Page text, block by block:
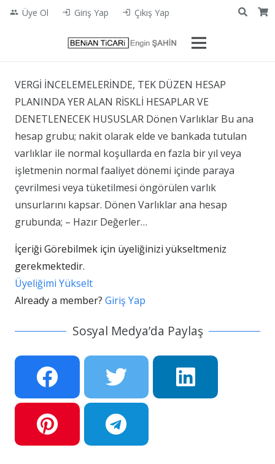
people Üye Ol login Giriş Yap login Çıkış Yap
VERGİ İNCELEMELERİNDE, TEK DÜZEN HESAP
PLANINDA YER ALAN RİSKLİ HESAPLAR VE
DENETLENECEK HUSUSLAR Dönen Varlıklar Bu ana
hesap grubu; nakit olarak elde ve bankada tutulan
varlıklar ile normal koşullarda en fazla bir yıl veya
işletmenin normal faaliyet dönemi içinde paraya
çevrilmesi veya tüketilmesi öngörülen varlık
unsurlarını kapsar. Dönen Varlıklar ana hesap
grubunda; – Hazır Değerler…
İçeriği Görebilmek için üyeliğinizi yükseltmeniz
gerekmektedir.
Üyeliğimi Yükselt
Already a member? Giriş Yap
Sosyal Medya’da Paylaş